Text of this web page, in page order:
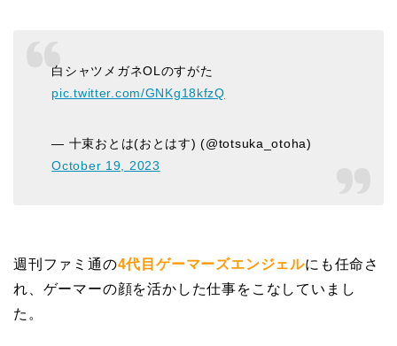
白シャツメガネOLのすがた
pic.twitter.com/GNKg18kfzQ
— 十束おとは(おとはす) (@totsuka_otoha)
October 19, 2023
週刊ファミ通の4代目ゲーマーズエンジェルにも任命さ
れ、ゲーマーの顔を活かした仕事をこなしていまし
た。